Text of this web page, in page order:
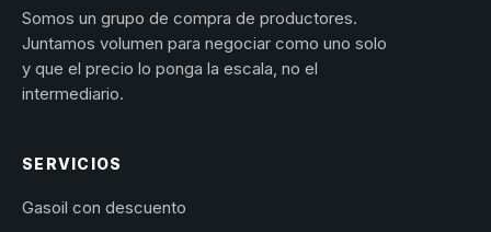
Somos un grupo de compra de productores.
Juntamos volumen para negociar como uno solo
y que el precio lo ponga la escala, no el
intermediario.
SERVICIOS
Gasoil con descuento